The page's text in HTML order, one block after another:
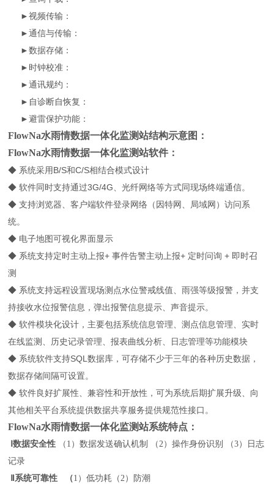
►视频传输：
►通信与传输：
►数据存储：
►时钟校准：
►通讯规约：
►自诊断自恢复：
►避雷保护功能：
FlowNa水雨情数据一体化监测站结构示意图：
FlowNa水雨情数据一体化监测站软件：
◆ 系统采用B/S和C/S相结合模式设计
◆ 软件同时支持通过3G/4G、光纤网络等方式同现场终端通信。
◆ 支持浏览器、客户端软件登录网络（因特网、局域网）访问系
统。
◆ 电子地图可视化界面显示
◆ 系统支持定时主动上报+ 事件告警主动上报+ 定时问询 + 即时召
测
◆ 系统支持远程设置现场测点水位警戒线值、雨强等级报警，并支
持接收水位报警信息，弹出报警信息提示、声音提示。
◆ 软件模块化设计，主要包括系统信息管理、测点信息管理、实时
在线监测、历史记录管理、报表曲线分析、日志管理等功能模块
◆ 系统软件支持SQL数据库，可存储不少于三年的各种历史数据，
数据存储间隔可设置。
◆ 软件良好扩展性、兼容性和开放性，可为系统后期扩展升级、向
其他相关平台系统提供数据共享服务提供规范性接口。
FlowNa水雨情数据一体化监测站系统特点：
Ⅰ数据安全性 （ 1）数据发送确认机制 （2）操作身份识别 （3）日志
记录
Ⅱ系统可靠性 （1）低功耗 （2）防潮